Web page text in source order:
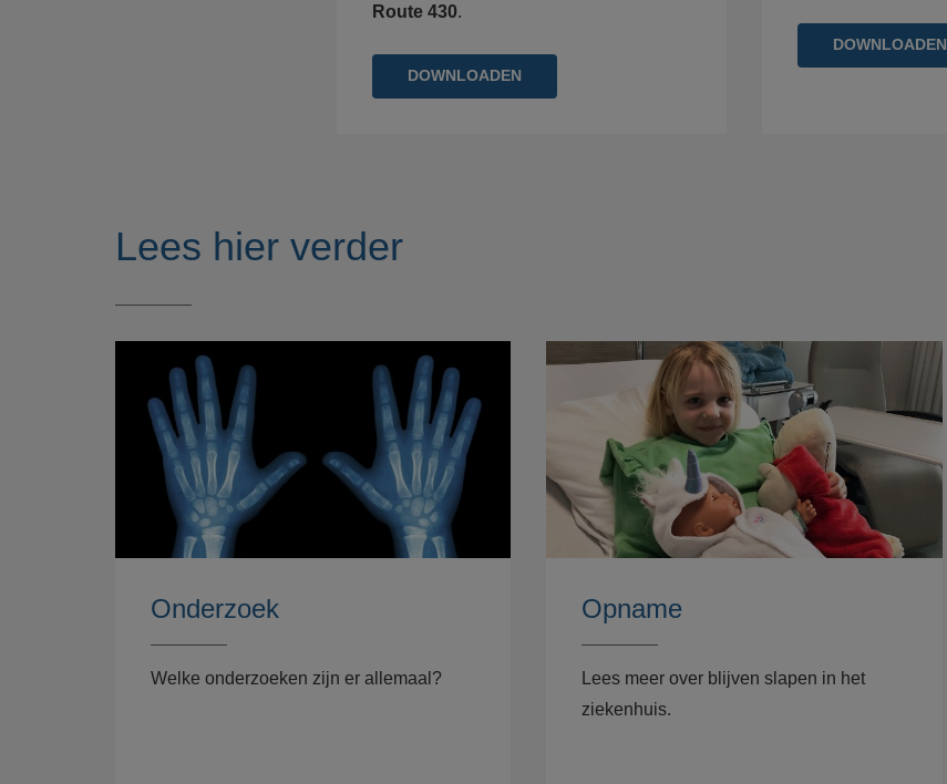
Route 430.
DOWNLOADEN
DOWNLOADEN
Lees hier verder
Onderzoek
Welke onderzoeken zijn er allemaal?
Opname
Lees meer over blijven slapen in het
ziekenhuis.